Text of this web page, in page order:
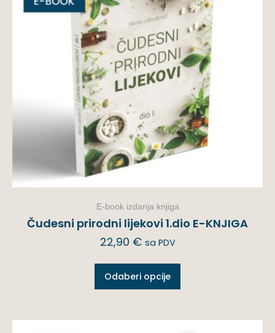
E-book izdanja knjiga
Čudesni prirodni lijekovi 1.dio E-KNJIGA
22,90 € sa PDV
Odaberi opcije